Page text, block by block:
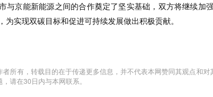
与京能新能源之间的合作奠定了坚实基础，双方将继续加
为实现双碳目标和促进可持续发展做出积极贡献。
所有，转载目的在于传递更多信息，并不代表本网赞同其观点和
请在30日内与本网联系。